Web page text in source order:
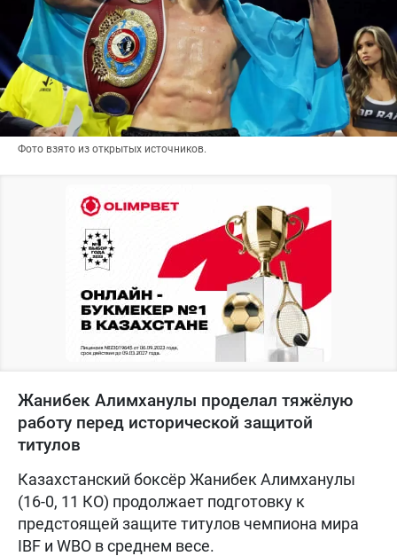
Фото взято из открытых источников.
Жанибек Алимханулы проделал тяжёлую
работу перед исторической защитой
титулов
Казахстанский боксёр Жанибек Алимханулы
(16-0, 11 КО) продолжает подготовку к
предстоящей защите титулов чемпиона мира
IBF и WBO в среднем весе.